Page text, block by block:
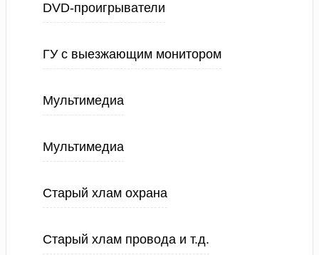
DVD-проигрыватели
ГУ с выезжающим монитором
Мультимедиа
Мультимедиа
Старый хлам охрана
Старый хлам провода и т.д.